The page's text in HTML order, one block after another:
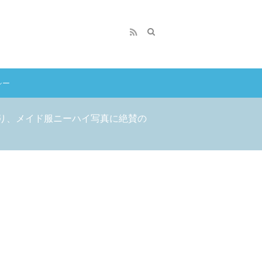
ー
、メイド服ニーハイ写真に絶賛の